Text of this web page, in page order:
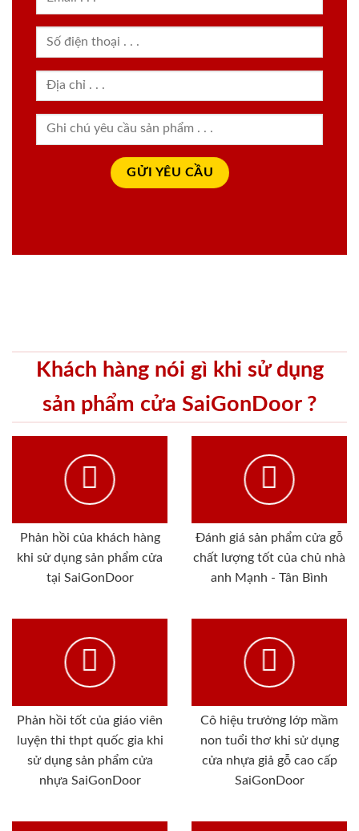
Khách hàng nói gì khi sử dụng
sản phẩm cửa SaiGonDoor ?
Phản hồi của khách hàng
khi sử dụng sản phẩm cửa
tại SaiGonDoor
Đánh giá sản phẩm cửa gỗ
chất lượng tốt của chủ nhà
anh Mạnh - Tân Bình
Phản hồi tốt của giáo viên
luyện thi thpt quốc gia khi
sử dụng sản phẩm cửa
nhựa SaiGonDoor
Cô hiệu trưởng lớp mầm
non tuổi thơ khi sử dụng
cửa nhựa giả gỗ cao cấp
SaiGonDoor